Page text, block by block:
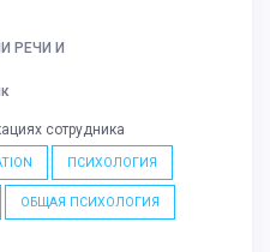
РЕЧИ И
сотрудника
ПСИХОЛОГИЯ
ОБЩАЯ ПСИХОЛОГИЯ